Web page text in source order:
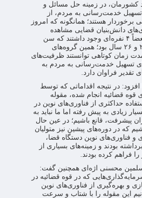
کشورمان، در زمینه حل مسائل و
خدمت‌رسانی به مردم، از
برخوردار هستند؛ همانگونه که امروز
دانش‌بنیان قضایی مشاهده
کردیم، گروه‌های بعضاً ۴ نفره‌ای وجود داشتند که سن‌
اعضای آن حدود ۲۵ و ۲۶ سال بود؛ همین گروه‌های
زمان کوتاهی توانستند ظرفیت‌های
تسهیل خدمت‌رسانی به مردم به
تقدیر فراوان دارد.
در نتیجه اقداماتی که توسط
قوه قضائیه انجام شده، مقوله
حداکثری از فناوری‌های نوین در
زیادی به پیش رفته اما ما نباید به
پیشرفت، قانع باشیم؛ در عین حال
که در دوره‌های پیشین نیز متولیان
فناوری‌های نوین دستگاه قضا،
بودند و زمینه‌های بسیاری از
فراهم کرده بودند.
محسنی اژه‌ای همچنین گفت:
که در قوه قضائیه در
و بهره‌گیری از فناوری‌های نوین
این مقوله را با شتاب و سرعت